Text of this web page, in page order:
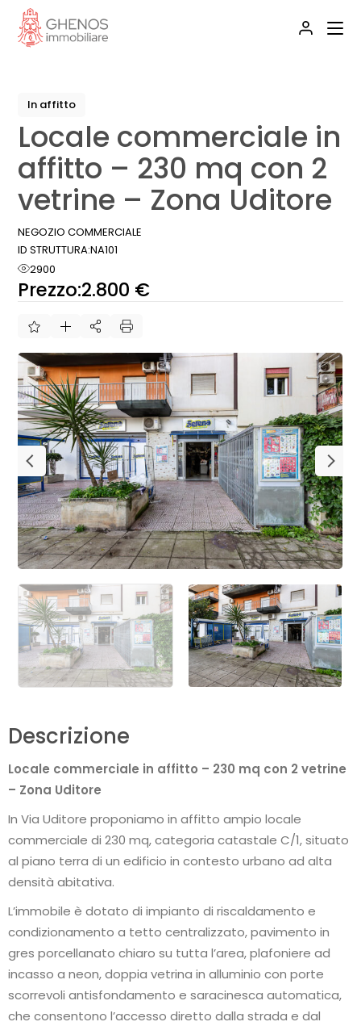
the
content
In affitto
Locale commerciale in
affitto – 230 mq con 2
vetrine – Zona Uditore
NEGOZIO COMMERCIALE
ID STRUTTURA:NA101
2900
Prezzo:2.800 €
Descrizione
Locale commerciale in affitto – 230 mq con 2 vetrine
– Zona Uditore
In Via Uditore proponiamo in affitto ampio locale
commerciale di 230 mq, categoria catastale C/1, situato
al piano terra di un edificio in contesto urbano ad alta
densità abitativa.
L’immobile è dotato di impianto di riscaldamento e
condizionamento a tetto centralizzato, pavimento in
gres porcellanato chiaro su tutta l’area, plafoniere ad
incasso a neon, doppia vetrina in alluminio con porte
scorrevoli antisfondamento e saracinesca automatica,
che consentono l’accesso diretto dalla strada e dal